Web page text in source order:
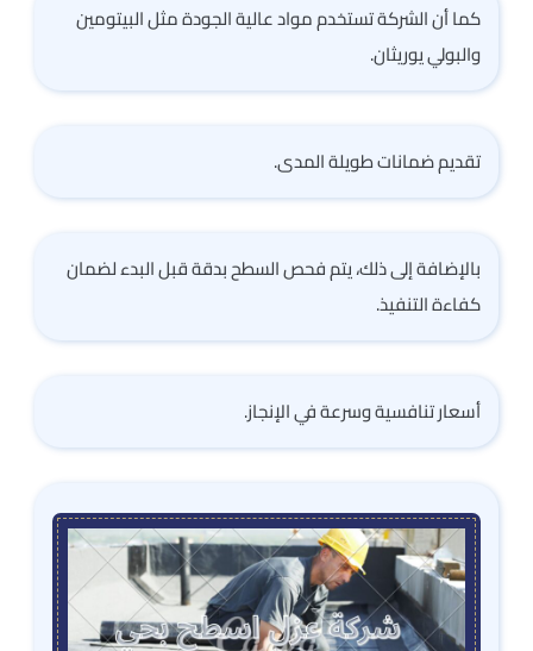
كما أن الشركة تستخدم مواد عالية الجودة مثل البيتومين
والبولي يوريثان.
تقديم ضمانات طويلة المدى.
بالإضافة إلى ذلك، يتم فحص السطح بدقة قبل البدء لضمان
كفاءة التنفيذ.
أسعار تنافسية وسرعة في الإنجاز.